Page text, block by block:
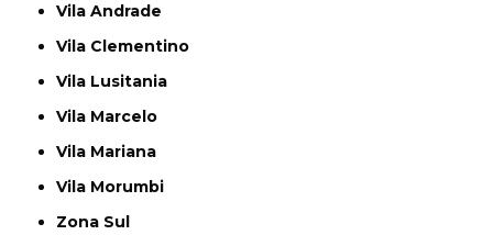
Vila Andrade
Vila Clementino
Vila Lusitania
Vila Marcelo
Vila Mariana
Vila Morumbi
Zona Sul